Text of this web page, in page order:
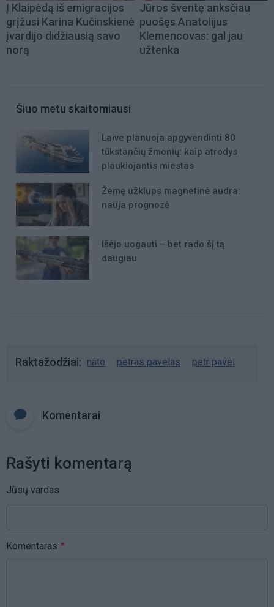
Į Klaipėdą iš emigracijos
grįžusi Karina Kučinskienė
įvardijo didžiausią savo
norą
Jūros šventę anksčiau
puošęs Anatolijus
Klemencovas: gal jau
užtenka
Šiuo metu skaitomiausi
Laive planuoja apgyvendinti 80
tūkstančių žmonių: kaip atrodys
plaukiojantis miestas
Žemę užklups magnetinė audra:
nauja prognozė
Išėjo uogauti – bet rado šį tą
daugiau
Raktažodžiai nato petras pavelas petr pavel
Komentarai
Rašyti komentarą
Jūsų vardas
Komentaras